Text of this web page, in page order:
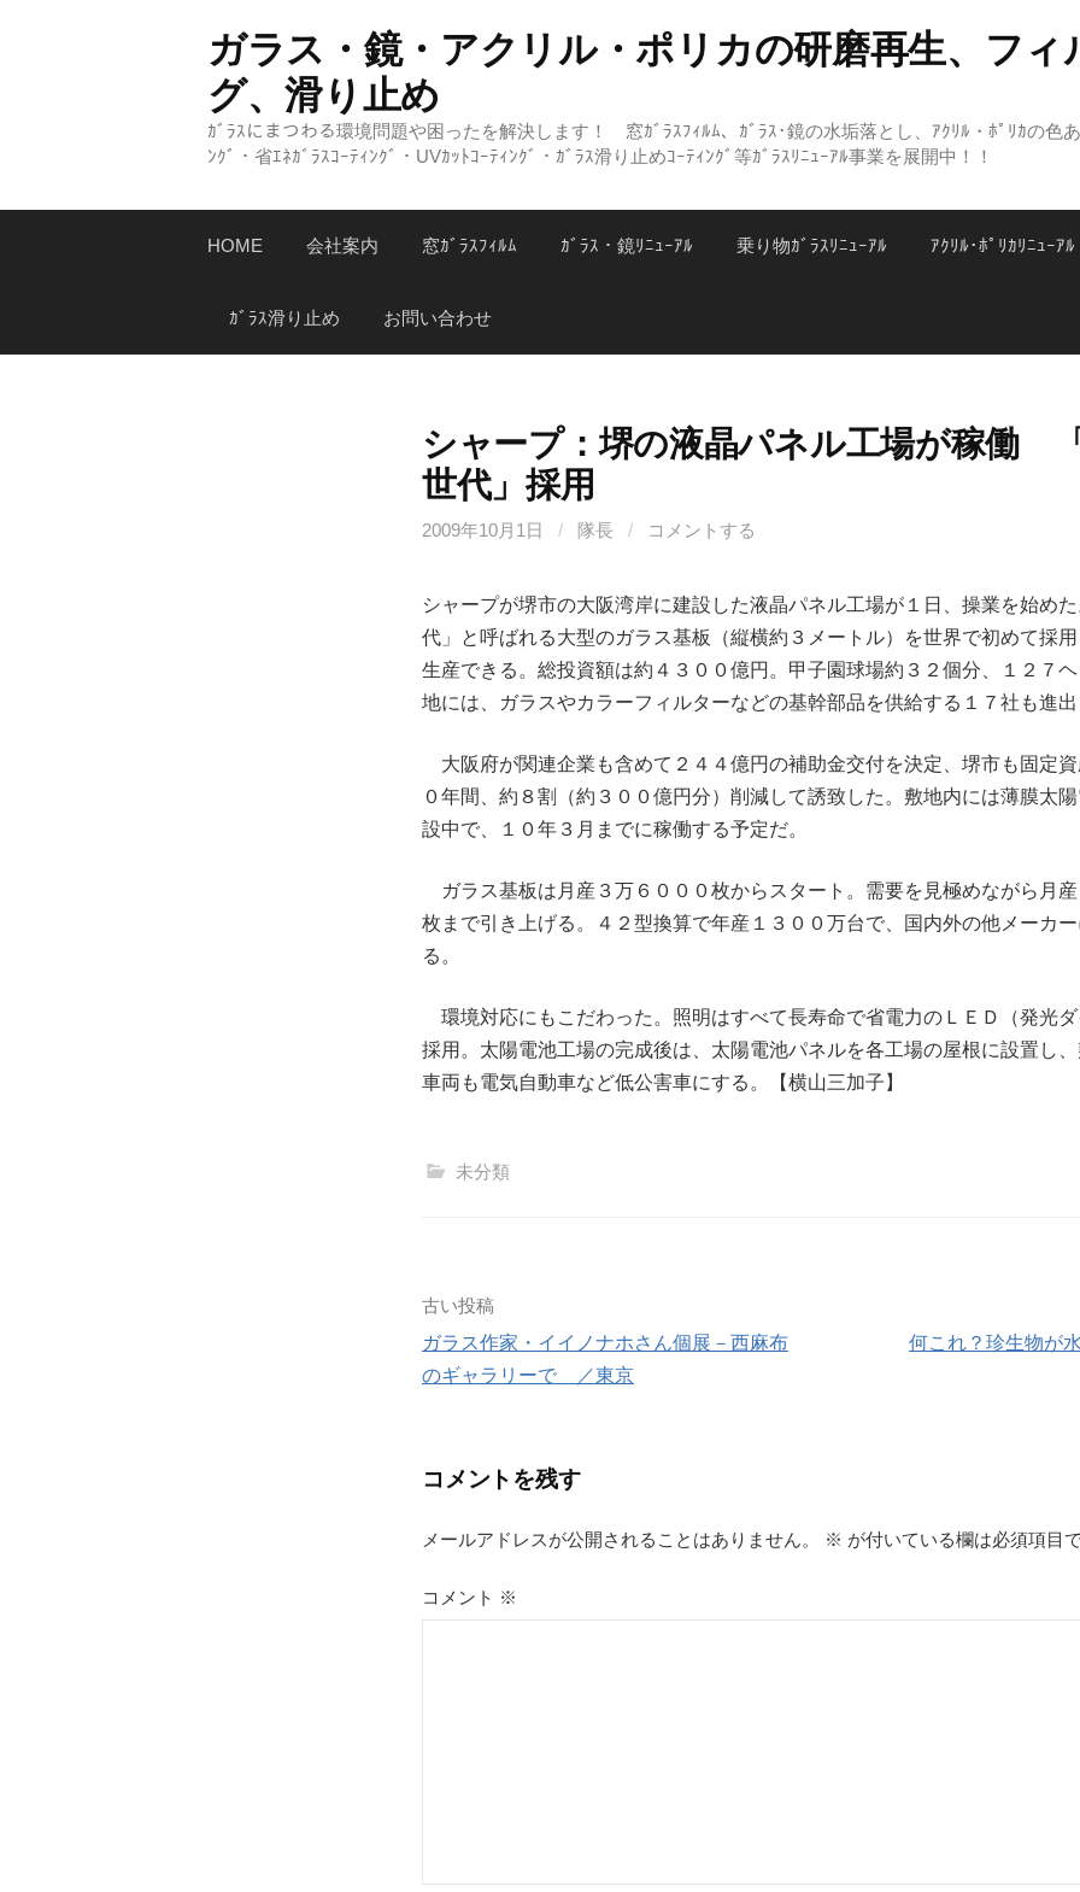
ス
ガラス・鏡・アクリル・ポリカの研磨再生、フィ
グ、滑り止め
ｶﾞﾗｽにまつわる環境問題や困ったを解決します！ 窓ｶﾞﾗｽﾌｨﾙﾑ、ｶﾞﾗｽ･鏡の水垢落とし、ｱｸﾘﾙ・ﾎﾟﾘｶの色
ﾝｸﾞ・省ｴﾈｶﾞﾗｽｺｰﾃｨﾝｸﾞ・UVｶｯﾄｺｰﾃｨﾝｸﾞ・ｶﾞﾗｽ滑り止めｺｰﾃｨﾝｸﾞ等ｶﾞﾗｽﾘﾆｭｰｱﾙ事業を展開中！！
HOME 会社案内 窓ｶﾞﾗｽﾌｨﾙﾑ ｶﾞﾗｽ・鏡ﾘﾆｭｰｱﾙ 乗り物ｶﾞﾗｽﾘﾆｭｰｱﾙ ｱｸﾘﾙ･ﾎﾟﾘｶﾘﾆｭｰｱﾙ
ｶﾞﾗｽ滑り止め お問い合わせ
シャープ：堺の液晶パネル工場が稼働
世代」採用
2009年10月1日 / 隊長 / コメントする
シャープが堺市の大阪湾岸に建設した液晶パネル工場が１日、操業を始め
代」と呼ばれる大型のガラス基板（縦横約３メートル）を世界で初めて採用
生産できる。総投資額は約４３００億円。甲子園球場約３２個分、１２７
地には、ガラスやカラーフィルターなどの基幹部品を供給する１７社も進出
大阪府が関連企業も含めて２４４億円の補助金交付を決定、堺市も固定資
０年間、約８割（約３００億円分）削減して誘致した。敷地内には薄膜太
設中で、１０年３月までに稼働する予定だ。
ガラス基板は月産３万６０００枚からスタート。需要を見極めながら月産
枚まで引き上げる。４２型換算で年産１３００万台で、国内外の他メーカ
る。
環境対応にもこだわった。照明はすべて長寿命で省電力のＬＥＤ（発光
採用。太陽電池工場の完成後は、太陽電池パネルを各工場の屋根に設置し
車両も電気自動車など低公害車にする。【横山三加子】
未分類
投
稿
ー
シ
古い投稿
ガラス作家・イイノナホさん個展－西麻布
のギャラリーで ／東京
何これ？珍生物が
コメントを残す
メールアドレスが公開されることはありません。 ※ が付いている欄は必須項目
コメント ※